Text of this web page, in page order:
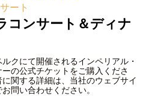
ート
コンサート＆ディナ
クにて開催されるインペリアル・
の公式チケットをご購入くださ
関する詳細は、当社のウェブサイ
問い合わせください。